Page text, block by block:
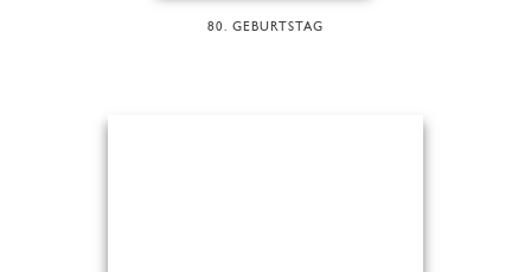
80. GEBURTSTAG